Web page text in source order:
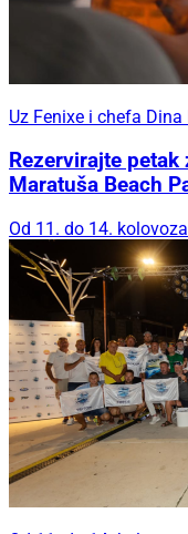
Uz Fenixe i chefa Dina
Rezervirajte
Maratuša Beach
Od 11. do 14. kolovoza